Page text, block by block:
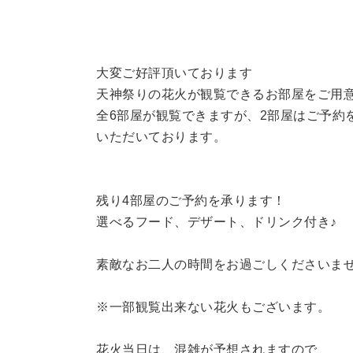
大変ご好評頂いております
天神祭りの花火が観覧できるお部屋をご用
全6部屋が観覧できますが、2部屋はご予約
いただいております。
残り4部屋のご予約を承ります！
選べるフード、デザート、ドリンク付き♪
素敵なお二人の時間をお過ごしくださいませ
※一部観覧出来ない花火もございます。
花火当日は、混雑が予想されますので